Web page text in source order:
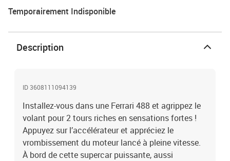
l’intérieur qu’à l’extérieur, vous regarderez le décor défiler à toute
le Grand circuit du Roussillon et relevez ce défi de taille, prévu pour
1 personne, aux côtés de l’équipe professionnelle de Cap Maîtrise.
Goûtez au quotidien des plus grands pilotes de course et
Temporairement Indisponible
Description
ID 3608111094139
Installez-vous dans une Ferrari 488 et agrippez le
volant pour 2 tours riches en sensations fortes !
Appuyez sur l’accélérateur et appréciez le
vrombissement du moteur lancé à pleine vitesse.
À bord de cette supercar puissante, aussi